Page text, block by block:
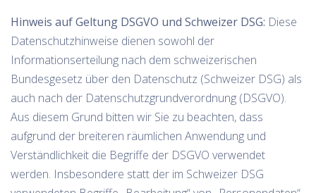
Hinweis auf Geltung DSGVO und Schweizer DSG: Diese
Datenschutzhinweise dienen sowohl der
Informationserteilung nach dem schweizerischen
Bundesgesetz über den Datenschutz (Schweizer DSG) als
auch nach der Datenschutzgrundverordnung (DSGVO).
Aus diesem Grund bitten wir Sie zu beachten, dass
aufgrund der breiteren räumlichen Anwendung und
Verständlichkeit die Begriffe der DSGVO verwendet
werden. Insbesondere statt der im Schweizer DSG